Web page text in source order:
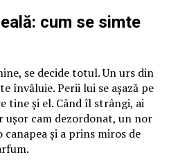
cum se simte
se decide totul. Un urs din
învăluie. Perii lui se așază pe
tine și el. Când îl strângi, ai
ușor cam dezordonat, un nor
și a prins miros de